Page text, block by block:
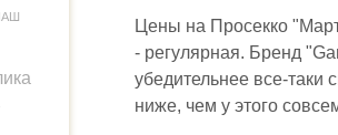
Цены на Просекко
- регулярная. Бренд
убедительнее все-
ниже, чем у этого